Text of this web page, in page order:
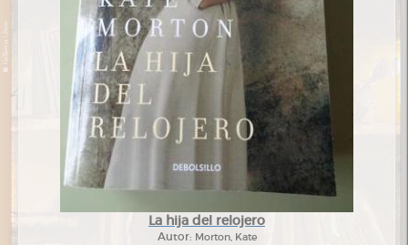
La hija del relojero
Autor: Morton, Kate